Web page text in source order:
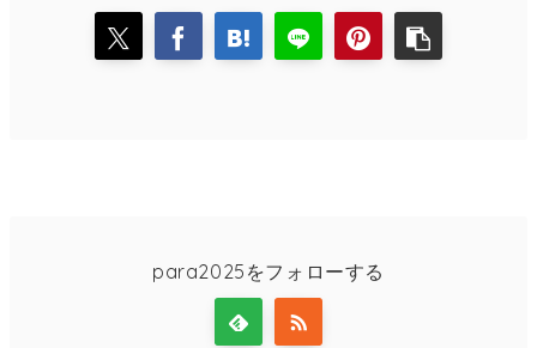
para2025をフォローする